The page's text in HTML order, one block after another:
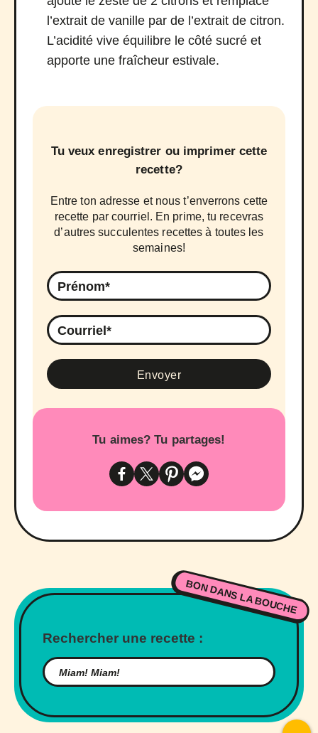
l’extrait de vanille par de l’extrait de citron.
L’acidité vive équilibre le côté sucré et
apporte une fraîcheur estivale.
Tu veux enregistrer ou imprimer cette
recette?
Entre ton adresse et nous t’enverrons cette
recette par courriel. En prime, tu recevras
d’autres succulentes recettes à toutes les
semaines!
Tu aimes? Tu partages!
BON DANS LA BOUCHE
Rechercher une recette :